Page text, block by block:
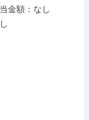
金額：なし